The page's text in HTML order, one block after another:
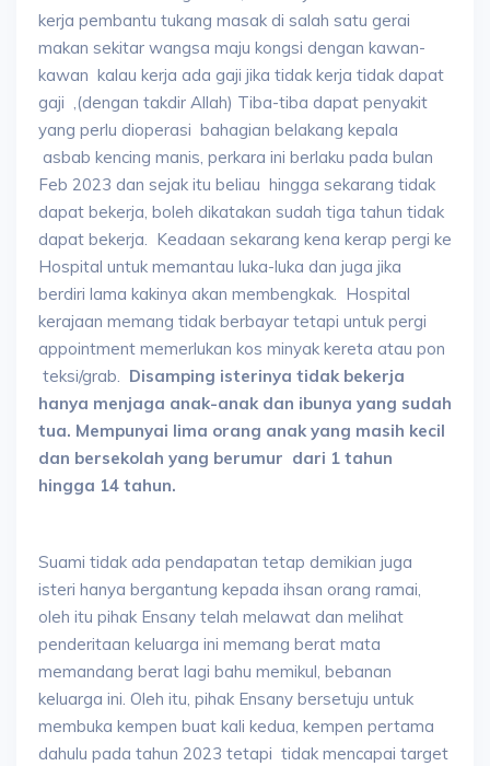
kerja pembantu tukang masak di salah satu gerai
makan sekitar wangsa maju kongsi dengan kawan-
kawan kalau kerja ada gaji jika tidak kerja tidak dapat
gaji ,(dengan takdir Allah) Tiba-tiba dapat penyakit
yang perlu dioperasi bahagian belakang kepala
asbab kencing manis, perkara ini berlaku pada bulan
Feb 2023 dan sejak itu beliau hingga sekarang tidak
dapat bekerja, boleh dikatakan sudah tiga tahun tidak
dapat bekerja. Keadaan sekarang kena kerap pergi ke
Hospital untuk memantau luka-luka dan juga jika
berdiri lama kakinya akan membengkak. Hospital
kerajaan memang tidak berbayar tetapi untuk pergi
appointment memerlukan kos minyak kereta atau pon
teksi/grab. Disamping isterinya tidak bekerja
hanya menjaga anak-anak dan ibunya yang sudah
tua. Mempunyai lima orang anak yang masih kecil
dan bersekolah yang berumur dari 1 tahun
hingga 14 tahun.
Suami tidak ada pendapatan tetap demikian juga
isteri hanya bergantung kepada ihsan orang ramai,
oleh itu pihak Ensany telah melawat dan melihat
penderitaan keluarga ini memang berat mata
memandang berat lagi bahu memikul, bebanan
keluarga ini. Oleh itu, pihak Ensany bersetuju untuk
membuka kempen buat kali kedua, kempen pertama
dahulu pada tahun 2023 tetapi tidak mencapai target